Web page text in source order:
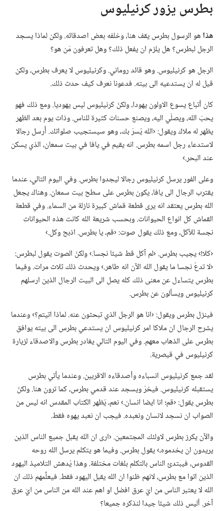
بطرس يزور كرنيليوس
هذاهو الرسول بطرس يقف هنا،‏ وخلفه بعض اصدقائه.‏ ولكن لماذا يسجد
الرجل لبطرس؟‏ هل يلزم ان يفعل ذلك؟‏ وهل تعرفون مَن هو؟‏
الرجل هو كرنيليوس.‏ وهو قائد روماني.‏ وكرنيليوس لا يعرف بطرس،‏ ولكن
قيل له ان يستدعيه الى بيته.‏ فدعونا نعرف كيف حدث ذلك.‏
كان أتباع يسوع الاولون يهودا،‏ ولكنّ كرنيليوس ليس يهوديا.‏ ومع ذلك فهو
يحبّ الله،‏ ويصلّي اليه،‏ ويصنع حسنات كثيرة للناس.‏ وذات يوم بعد الظهر
يظهر له ملاك ويقول:‏ ‹الله يُسرّ بك،‏ وهو سيستجيب صلواتك.‏ أَرسل رجالا
لاستدعاء رجل اسمه بطرس.‏ انه يقيم في يافا في بيت سمعان،‏ الذي يسكن
عند البحر.‏›‏
وعلى الفور يرسل كرنيليوس رجالا ليجدوا بطرس.‏ وفي اليوم التالي،‏ عندما
يقترب الرجال الى يافا،‏ يكون بطرس على سطح بيت سمعان.‏ وهناك يجعل
الله بطرس يعتقد انه يرى قطعة قماش كبيرة نازلة من السماء.‏ وفي قطعة
القماش كل انواع الحيوانات.‏ وبحسب شريعة الله كانت هذه الحيوانات
نجسة للأكل،‏ ومع ذلك يقول صوت:‏ ‹قم،‏ يا بطرس.‏ اذبح وكل.‏›‏
‏‹كلا!‏› يجيب بطرس.‏ ‹لم آكل قط شيئا نجسا.‏› ولكنّ الصوت يقول لبطرس:‏
‹لا تدعُ نجسا ما يقول الله الآن انه طاهر.‏› ويحدث ذلك ثلاث مرات.‏ وفيما
بطرس يتساءل عن معنى ذلك كله يصل الى البيت الرجال الذين ارسلهم
كرنيليوس ويسألون عن بطرس.‏
فينزل بطرس ويقول:‏ ‹انا هو الرجل الذي تبحثون عنه.‏ لماذا اتيتم؟‏› وعندما
يشرح الرجال ان ملاكا امر كرنيليوس ان يستدعي بطرس الى بيته يوافق
بطرس على الذهاب معهم.‏ وفي اليوم التالي يغادر بطرس والاصدقاء لزيارة
كرنيليوس في قيصرية.‏
لقد جمع كرنيليوس انسباءه وأصدقاءه الاقربين.‏ وعندما يأتي بطرس
يستقبله كرنيليوس.‏ فيخرّ ويسجد عند قدمي بطرس،‏ كما ترون هنا.‏ ولكنّ
بطرس يقول:‏ ‹قم؛‏ انا ايضا انسان.‏› نعم،‏ يُظهر الكتاب المقدس انه ليس من
الصواب ان نسجد لانسان ونعبده.‏ فيجب ان نعبد يهوه فقط.‏
والآن يكرز بطرس لاولئك المجتمعين.‏ ‹ارى ان الله يقبل جميع الناس الذين
يريدون ان يخدموه،‏› يقول بطرس.‏ وفيما هو يتكلم يرسل الله روحه
القدوس،‏ فيبتدئ الناس بالتكلم بلغات مختلفة.‏ وهذا يُدهش التلاميذ اليهود
الذين اتوا مع بطرس،‏ لانهم ظنوا ان الله يقبل اليهود فقط.‏ فيعلِّمهم ذلك ان
الله لا يعتبر الناس من ايّ عرق افضل او اهم عند الله من الناس من ايّ عرق
آخر.‏ أليس ذلك شيئا جيدا لنذكره جميعا؟‏